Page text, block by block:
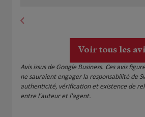
Voir tous les
Avis issus de Google Business. Ces avis
ne sauraient engager la responsabilité de
authenticité, vérification et existence de
entre l'auteur et l'agent.